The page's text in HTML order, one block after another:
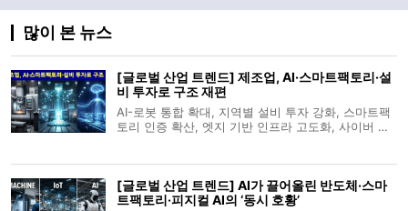
많이 본 뉴스
[글로벌 산업 트렌드] 제조업, AI·스마트팩토리·설
비 투자로 구조 재편
AI-로봇 통합 확대, 지역별 설비 투자 강화, 스마트팩
토리 인증 확산, 엣지 기반 인프라 고도화, 사이버 위
랜트 신증설을 확대하고 있다.
[글로벌 산업 트렌드] AI가 끌어올린 반도체·스마
트팩토리·피지컬 AI의 ‘동시 호황’